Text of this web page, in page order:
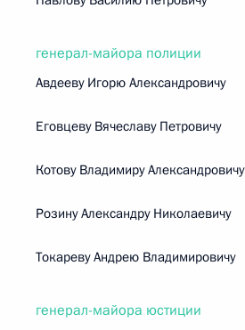
генерал-майора полиции
Авдееву Игорю Александровичу
Еговцеву Вячеславу Петровичу
Котову Владимиру Александровичу
Розину Александру Николаевичу
Токареву Андрею Владимировичу
генерал-майора юстиции